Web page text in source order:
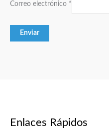
Correo electrónico *
Enlaces Rápidos